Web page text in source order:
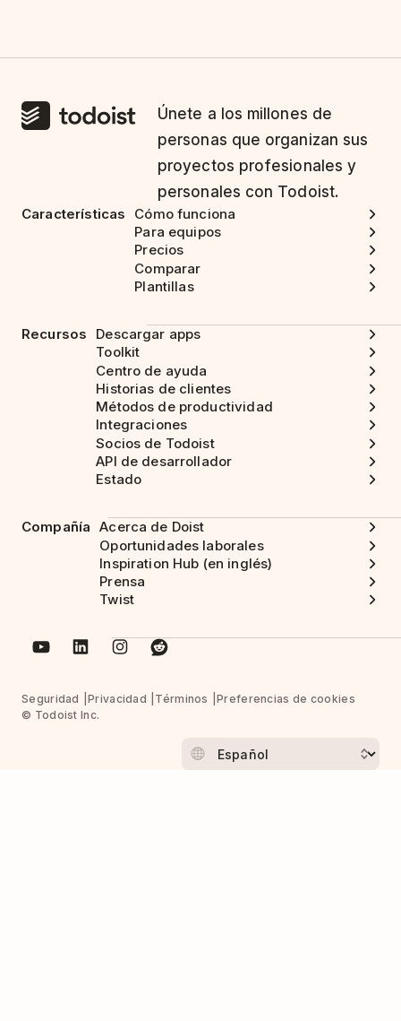
Únete a los millones de
personas que organizan sus
proyectos profesionales y
personales con Todoist.
Características
Cómo funciona
Para equipos
Precios
Comparar
Plantillas
Recursos
Descargar apps
Toolkit
Centro de ayuda
Historias de clientes
Métodos de productividad
Integraciones
Socios de Todoist
API de desarrollador
Estado
Compañía Acerca de Doist
Oportunidades laborales
Inspiration Hub (en inglés)
Prensa
Twist
Seguridad Privacidad Términos
Preferencias de cookies
© Todoist Inc.